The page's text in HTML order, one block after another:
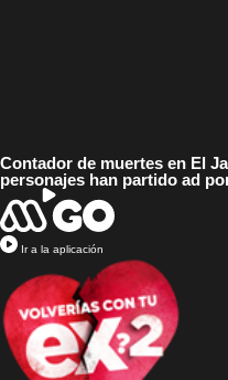
Contador de muertes en El
personajes han partido ad
Ir a la aplicación